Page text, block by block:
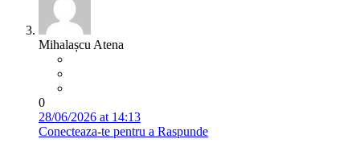
Mihalașcu Atena
0
28/06/2026 at 14:13
Conecteaza-te pentru a Raspunde